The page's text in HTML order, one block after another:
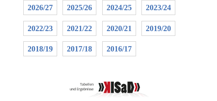
2026/27 2025/26 2024/25 2023/24
2022/23 2021/22 2020/21 2019/20
2018/19 2017/18 2016/17